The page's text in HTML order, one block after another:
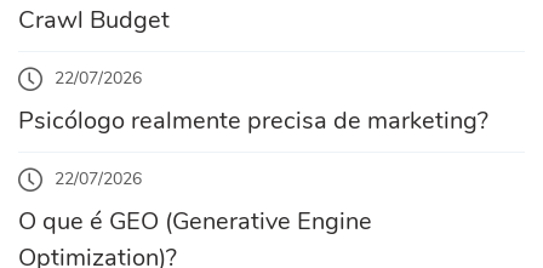
Crawl Budget
22/07/2026
Psicólogo realmente precisa de marketing?
22/07/2026
O que é GEO (Generative Engine
Optimization)?